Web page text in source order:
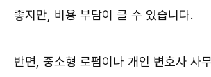
좋지만, 비용 부담이 클 수 있습니다.
반면, 중소형 로펌이나 개인 변호사 사